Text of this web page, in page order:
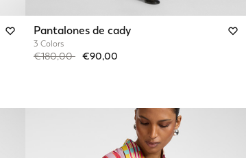
Pantalones de cady
3 Colors
Price reduced from
€180,00to€90,00